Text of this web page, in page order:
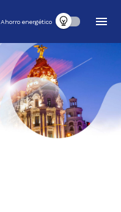
Ahorro energético